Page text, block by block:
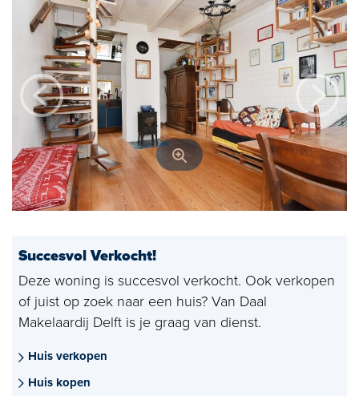
Baerz & Co
Aangekocht
Diensten
Huis verkopen
Huis kopen
Exclusief wonen
Taxaties
Verhuren
Aankoopmakelaar nieuwbouw
Hypotheekadvies
Succesvol Verkocht!
Deze woning is succesvol verkocht. Ook verkopen
of juist op zoek naar een huis? Van Daal
Makelaardij Delft is je graag van dienst.
Huis verkopen
Huis kopen